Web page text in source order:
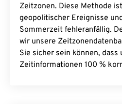
Zeitzonen. Diese Methode
geopolitischer Ereignisse
Sommerzeit fehleranfällig.
wir unsere
Sie sicher sein können, dass
Zeitinformationen 100 %